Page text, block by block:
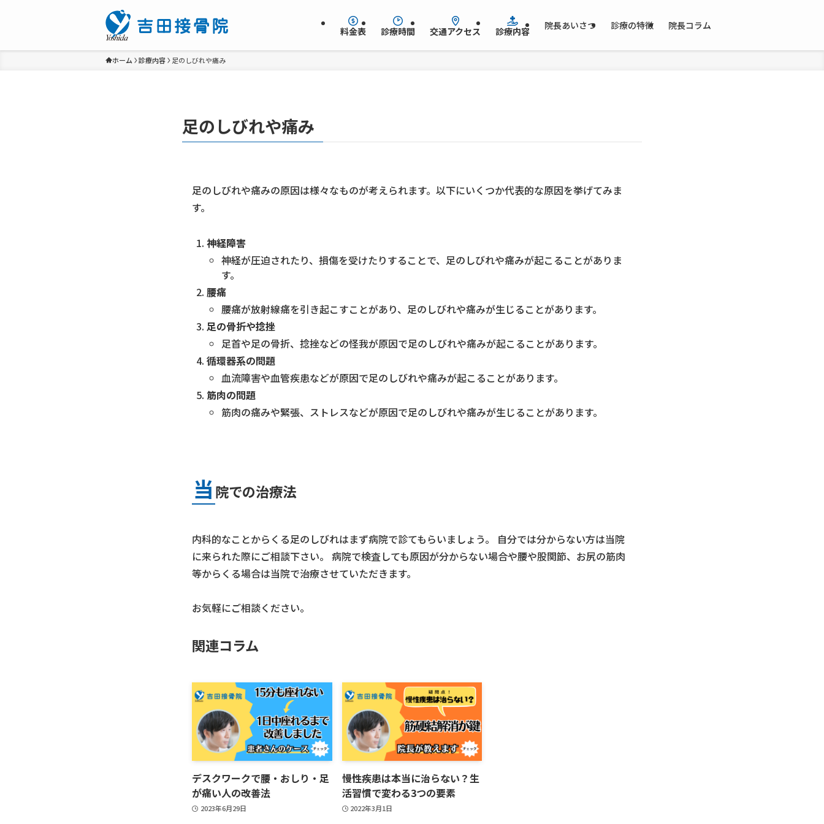
料金表 診療時間 交通アクセス 診療内容 院長あいさつ 診療の特徴 院長コラム
ホーム 診療内容 足のしびれや痛み
足のしびれや痛み
足のしびれや痛みの原因は様々なものが考えられます。以下にいくつか代表的な原因を挙げてみま
す。
神経障害
神経が圧迫されたり、損傷を受けたりすることで、足のしびれや痛みが起こることがありま
す。
腰痛
腰痛が放射線痛を引き起こすことがあり、足のしびれや痛みが生じることがあります。
足の骨折や捻挫
足首や足の骨折、捻挫などの怪我が原因で足のしびれや痛みが起こることがあります。
循環器系の問題
血流障害や血管疾患などが原因で足のしびれや痛みが起こることがあります。
筋肉の問題
筋肉の痛みや緊張、ストレスなどが原因で足のしびれや痛みが生じることがあります。
当 院での治療法
内科的なことからくる足のしびれはまず病院で診てもらいましょう。 自分では分からない方は当院
に来られた際にご相談下さい。 病院で検査しても原因が分からない場合や腰や股関節、お尻の筋肉
等からくる場合は当院で治療させていただきます。
お気軽にご相談ください。
関連コラム
デスクワークで腰・おしり・足
が痛い人の改善法
2023年6月29日
慢性疾患は本当に治らない？生
活習慣で変わる3つの要素
2022年3月1日